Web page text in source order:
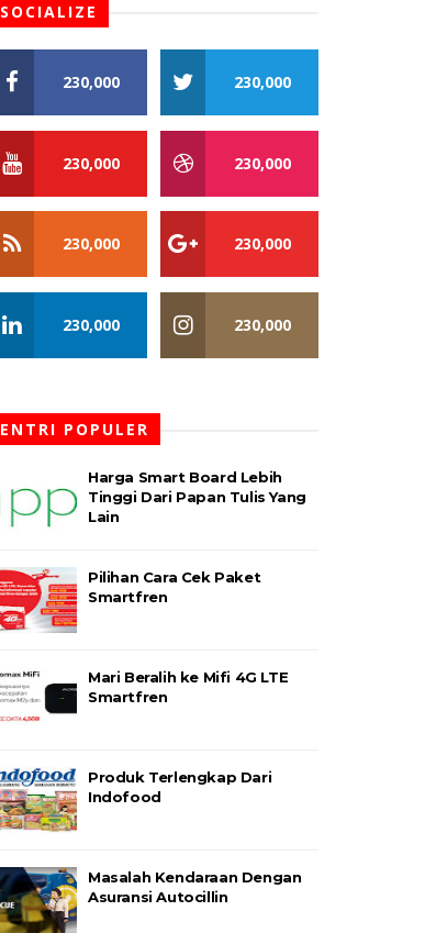
SOCIALIZE
230,000 230,000
230,000 230,000
230,000 230,000
230,000 230,000
ENTRI POPULER
Harga Smart Board Lebih
Tinggi Dari Papan Tulis Yang
Lain
Pilihan Cara Cek Paket
Smartfren
Mari Beralih ke Mifi 4G LTE
Smartfren
Produk Terlengkap Dari
Indofood
Masalah Kendaraan Dengan
Asuransi Autocillin